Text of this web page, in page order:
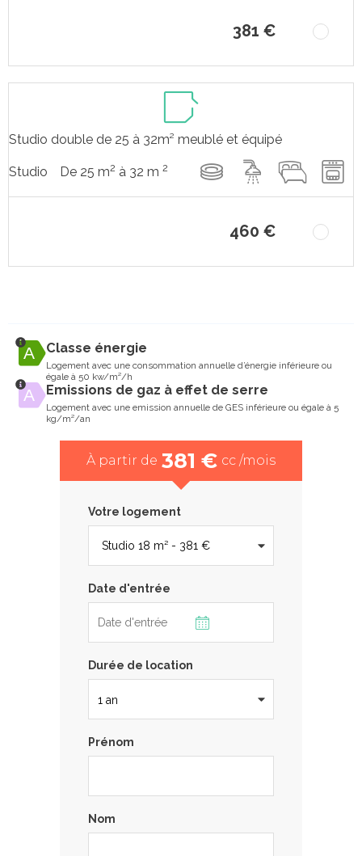
381 €
Studio double de 25 à 32m² meublé et équipé
Studio De 25 m2 à 32 m 2
460 €
Classe énergie
Logement avec une consommation annuelle d’énergie inférieure ou
égale à 50 kw/m²/h
Emissions de gaz à effet de serre
Logement avec une emission annuelle de GES inférieure ou égale à 5
kg/m²/an
À partir de 381 € cc /mois
Votre logement
Date d'entrée
Durée de location
Prénom
Nom